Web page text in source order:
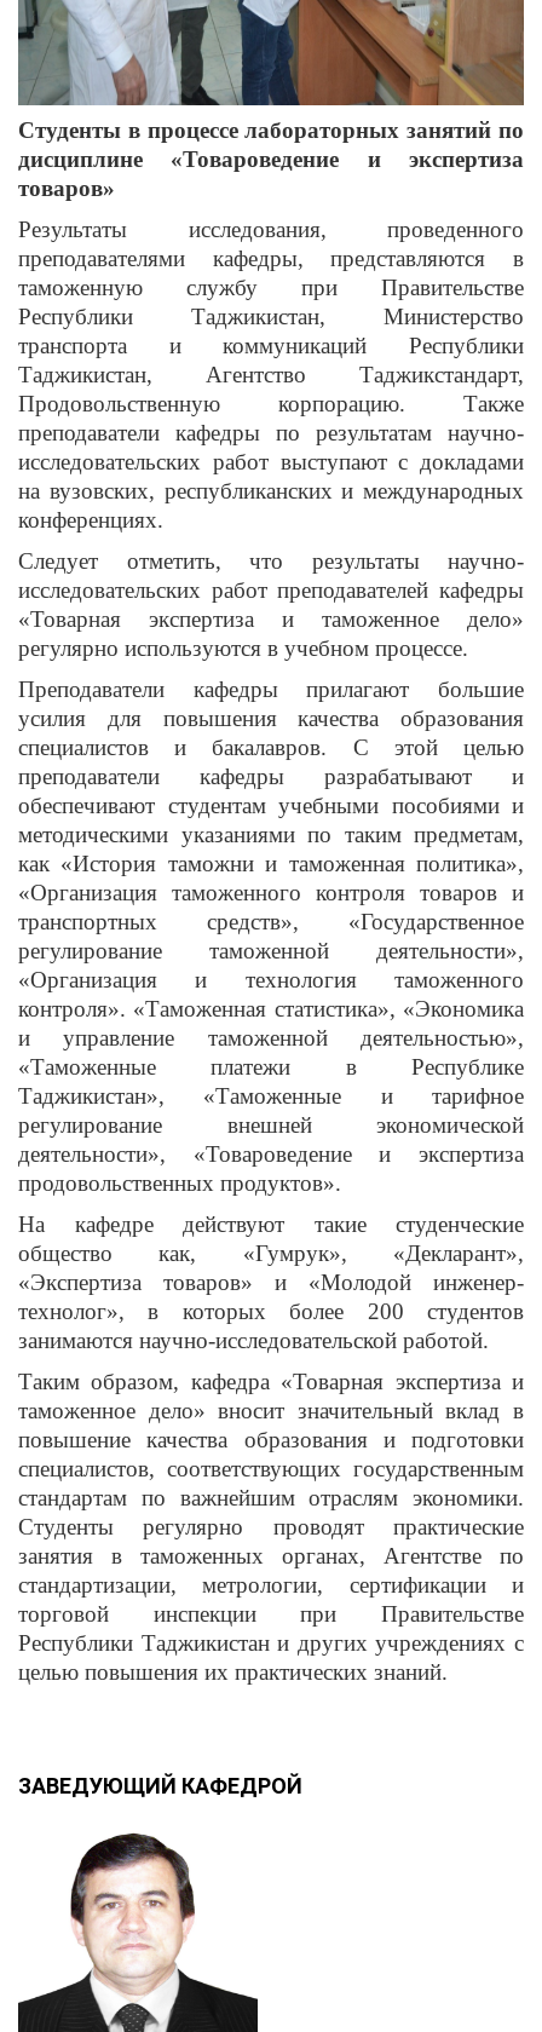
Студенты в процессе лабораторных занятий по
дисциплине «Товароведение и экспертиза
товаров»
Результаты исследования, проведенного
преподавателями кафедры, представляются в
таможенную службу при Правительстве
Республики Таджикистан, Министерство
транспорта и коммуникаций Республики
Таджикистан, Агентство Таджикстандарт,
Продовольственную корпорацию. Также
преподаватели кафедры по результатам научно-
исследовательских работ выступают с докладами
на вузовских, республиканских и международных
конференциях.
Следует отметить, что результаты научно-
исследовательских работ преподавателей кафедры
«Товарная экспертиза и таможенное дело»
регулярно используются в учебном процессе.
Преподаватели кафедры прилагают большие
усилия для повышения качества образования
специалистов и бакалавров. С этой целью
преподаватели кафедры разрабатывают и
обеспечивают студентам учебными пособиями и
методическими указаниями по таким предметам,
как «История таможни и таможенная политика»,
«Организация таможенного контроля товаров и
транспортных средств», «Государственное
регулирование таможенной деятельности»,
«Организация и технология таможенного
контроля». «Таможенная статистика», «Экономика
и управление таможенной деятельностью»,
«Таможенные платежи в Республике
Таджикистан», «Таможенные и тарифное
регулирование внешней экономической
деятельности», «Товароведение и экспертиза
продовольственных продуктов».
На кафедре действуют такие студенческие
общество как, «Гумрук», «Декларант»,
«Экспертиза товаров» и «Молодой инженер-
технолог», в которых более 200 студентов
занимаются научно-исследовательской работой.
Таким образом, кафедра «Товарная экспертиза и
таможенное дело» вносит значительный вклад в
повышение качества образования и подготовки
специалистов, соответствующих государственным
стандартам по важнейшим отраслям экономики.
Студенты регулярно проводят практические
занятия в таможенных органах, Агентстве по
стандартизации, метрологии, сертификации и
торговой инспекции при Правительстве
Республики Таджикистан и других учреждениях с
целью повышения их практических знаний.
ЗАВЕДУЮЩИЙ КАФЕДРОЙ